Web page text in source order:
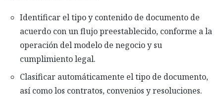
Identificar el tipo y contenido de documento de
acuerdo con un flujo preestablecido, conforme a la
operación del modelo de negocio y su
cumplimiento legal.
Clasificar automáticamente el tipo de documento,
así como los contratos, convenios y resoluciones.